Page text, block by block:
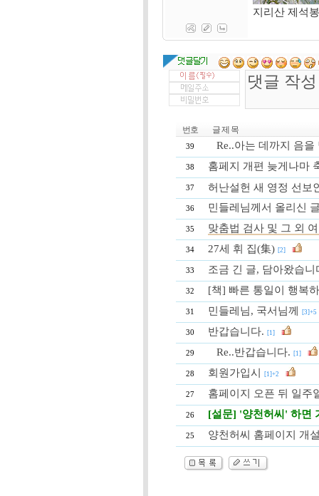
지리산 제석봉
번호 글 제 목
39 Re..아는 데까지 음
38 홈페지 개편 늦게나마
37 허난설헌 새 영정 선보
36 민들레님께서 올리신
35 맞춤법 검사 및 그 외
34 27세 휘 집(集) [2]
33 조금 긴 글, 담아왔습니
32 [책] 빠른 통일이 행복
31 민들레님, 국서님께 [3]+5
30 반갑습니다. [1]
29 Re..반갑습니다. [1]
28 회원가입시 [1]+2
27 홈페이지 오픈 뒤 일주
26 [설문] '양천허씨' 하면
25 양천허씨 홈페이지 개